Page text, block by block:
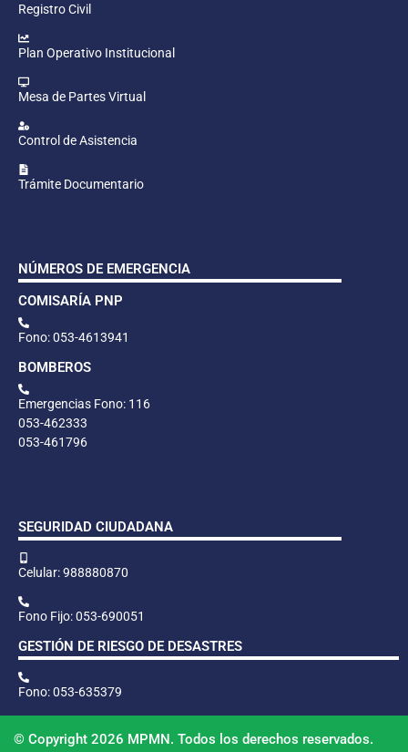
Registro Civil
Plan Operativo Institucional
Mesa de Partes Virtual
Control de Asistencia
Trámite Documentario
NÚMEROS DE EMERGENCIA
COMISARÍA PNP
Fono: 053-4613941
BOMBEROS
Emergencias Fono: 116
053-462333
053-461796
SEGURIDAD CIUDADANA
Celular: 988880870
Fono Fijo: 053-690051
GESTIÓN DE RIESGO DE DESASTRES
Fono: 053-635379
© Copyright 2026 MPMN. Todos los derechos reservados.